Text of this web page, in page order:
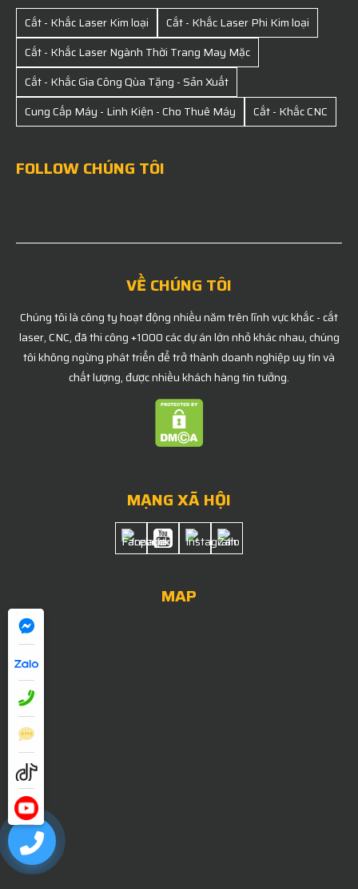
Cắt - Khắc Laser Kim loại
Cắt - Khắc Laser Phi Kim loại
Cắt - Khắc Laser Ngành Thời Trang May Mặc
Cắt - Khắc Gia Công Qùa Tặng - Sản Xuất
Cung Cấp Máy - Linh Kiện - Cho Thuê Máy
Cắt - Khắc CNC
FOLLOW CHÚNG TÔI
VỀ CHÚNG TÔI
Chúng tôi là công ty hoạt động nhiều năm trên lĩnh vực khắc - cắt
laser, CNC, đã thi công +1000 các dự án lớn nhỏ khác nhau, chúng
tôi không ngừng phát triển để trở thành doanh nghiệp uy tín và
chất lượng, được nhiều khách hàng tin tưởng.
MẠNG XÃ HỘI
MAP
0909052838